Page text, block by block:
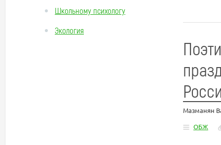
Школьному психологу
Экология
Мазманян
ОБЖ